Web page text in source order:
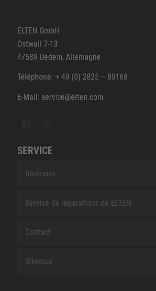
ELTEN GmbH
Ostwall 7-13
47589 Uedem, Allemagne
Téléphone: + 49 (0) 2825 – 80168
E-Mail: service@elten.com
SERVICE
Itinéraire
Service de réparations de ELTEN
Contact
Sitemap